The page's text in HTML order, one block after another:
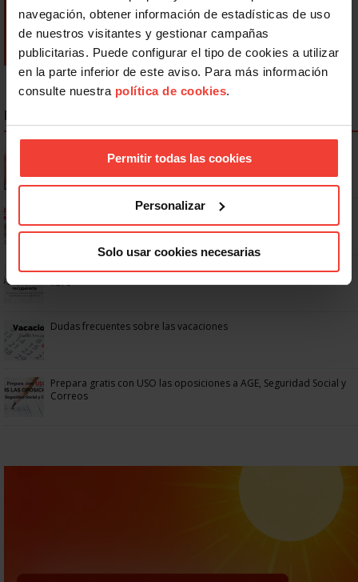
navegación, obtener información de estadísticas de uso
de nuestros visitantes y gestionar campañas
publicitarias. Puede configurar el tipo de cookies a utilizar
en la parte inferior de este aviso. Para más información
consulte nuestra política de cookies.
Permitir todas las cookies
Personalizar
Solo usar cookies necesarias
NOTICIAS MÁS LEÍDAS
Se actualizan las patologías para acceder a la jubilación
Ya os podéis descargar la app de USO
No: si un festivo cae en sábado, no tienen por qué darte un día
libre
Dudas frecuentes sobre las vacaciones
Prepara gratis con USO las oposiciones a AGE, Seguridad Social y
Correos